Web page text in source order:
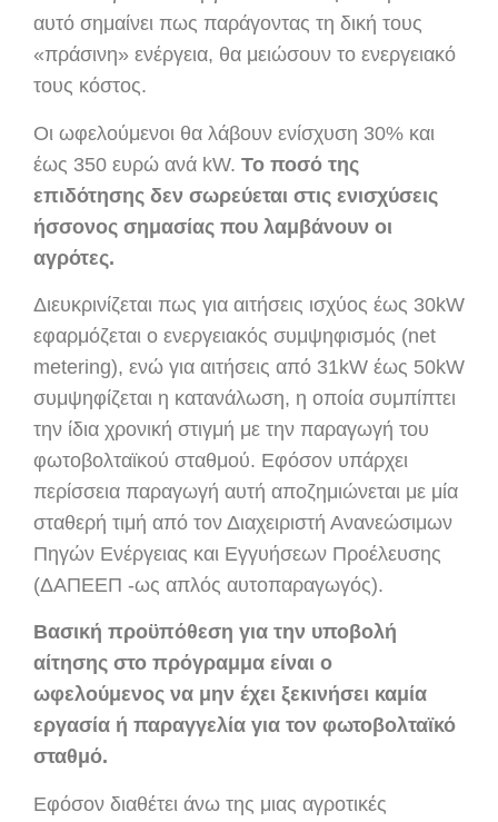
αυτό σημαίνει πως παράγοντας τη δική τους
«πράσινη» ενέργεια, θα μειώσουν το ενεργειακό
τους κόστος.
Οι ωφελούμενοι θα λάβουν ενίσχυση 30% και
έως 350 ευρώ ανά kW. Το ποσό της
επιδότησης δεν σωρεύεται στις ενισχύσεις
ήσσονος σημασίας που λαμβάνουν οι
αγρότες.
Διευκρινίζεται πως για αιτήσεις ισχύος έως 30kW
εφαρμόζεται ο ενεργειακός συμψηφισμός (net
metering), ενώ για αιτήσεις από 31kW έως 50kW
συμψηφίζεται η κατανάλωση, η οποία συμπίπτει
την ίδια χρονική στιγμή με την παραγωγή του
φωτοβολταϊκού σταθμού. Εφόσον υπάρχει
περίσσεια παραγωγή αυτή αποζημιώνεται με μία
σταθερή τιμή από τον Διαχειριστή Ανανεώσιμων
Πηγών Ενέργειας και Εγγυήσεων Προέλευσης
(ΔΑΠΕΕΠ -ως απλός αυτοπαραγωγός).
Βασική προϋπόθεση για την υποβολή
αίτησης στο πρόγραμμα είναι ο
ωφελούμενος να μην έχει ξεκινήσει καμία
εργασία ή παραγγελία για τον φωτοβολταϊκό
σταθμό.
Εφόσον διαθέτει άνω της μιας αγροτικές